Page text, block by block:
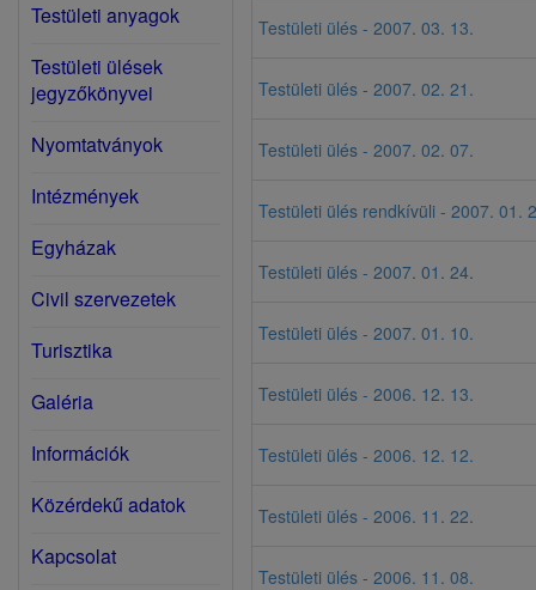
Testületi anyagok
Testületi ülések
jegyzőkönyvei
Nyomtatványok
Intézmények
Egyházak
Civil szervezetek
Turisztika
Galéria
Információk
Közérdekű adatok
Kapcsolat
Testületi ülés - 2007. 03. 13.
Testületi ülés - 2007. 02. 21.
Testületi ülés - 2007. 02. 07.
Testületi ülés rendkívüli - 2007. 01.
Testületi ülés - 2007. 01. 24.
Testületi ülés - 2007. 01. 10.
Testületi ülés - 2006. 12. 13.
Testületi ülés - 2006. 12. 12.
Testületi ülés - 2006. 11. 22.
Testületi ülés - 2006. 11. 08.